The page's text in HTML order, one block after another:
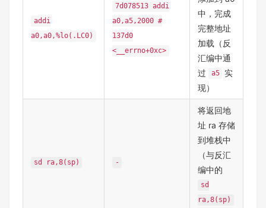
addi
a0,a0,%lo(.LC0)
7d078513 addi
a0,a5,2000 #
137d0
<__errno+0xc>
中，完成
完整地址
加载（反
汇编中通
过
a5
实
现）
sd ra,8(sp) -
将返回地
址 ra 存储
到堆栈中
（与反汇
编中的
sd
ra,8(sp)